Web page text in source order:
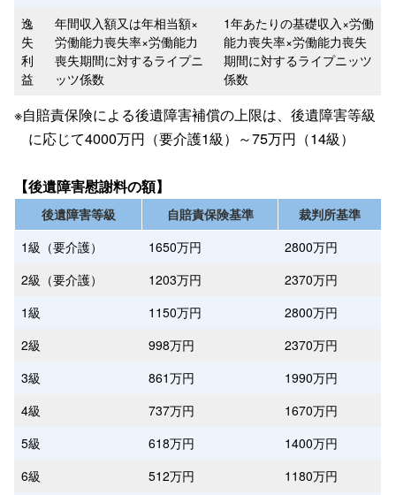
逸
失
利
益
年間収入額又は年相当額×
労働能力喪失率×労働能力
喪失期間に対するライプニ
ッツ係数
1年あたりの基礎収入×労働
能力喪失率×労働能力喪失
期間に対するライプニッツ
係数
※自賠責保険による後遺障害補償の上限は、後遺障害等級
に応じて4000万円（要介護1級）～75万円（14級）
【後遺障害慰謝料の額】
後遺障害等級 自賠責保険基準
裁判所基準
1級（要介護）
1650万円
2800万円
2級（要介護）
1203万円
2370万円
1級
1150万円
2800万円
2級
998万円
2370万円
3級
861万円
1990万円
4級
737万円
1670万円
5級
618万円
1400万円
6級
512万円
1180万円